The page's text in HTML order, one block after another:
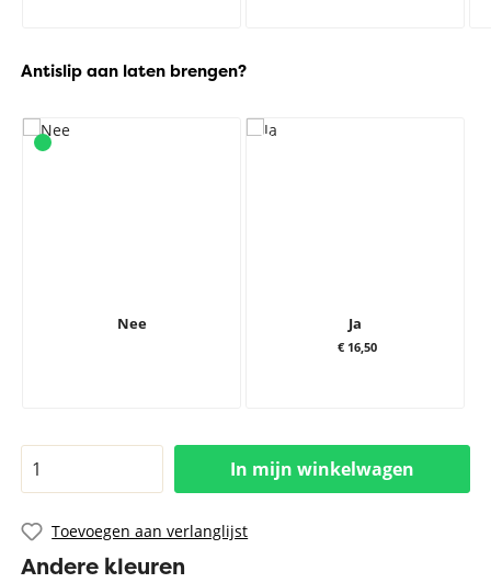
Antislip aan laten brengen?
Nee Ja
€ 16,50
In mijn winkelwagen
Toevoegen aan verlanglijst
Andere kleuren